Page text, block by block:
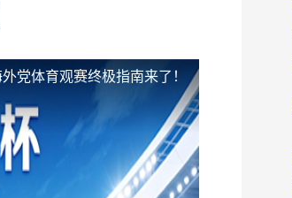
党体育观赛终极指南来了！